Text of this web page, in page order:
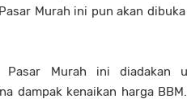
Murah ini pun akan
Pasar Murah ini diadakan
dampak kenaikan harga